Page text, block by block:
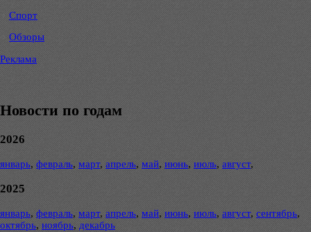
Спорт
Обзоры
Реклама
Новости по годам
2026
январь, февраль, март, апрель, май, июнь, июль, август,
2025
январь, февраль, март, апрель, май, июнь, июль, август, сентябрь,
октябрь, ноябрь, декабрь